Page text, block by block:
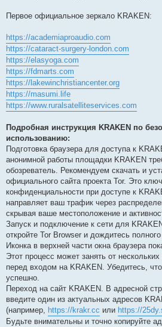
Первое официальное зеркало KRAKEN:
https://academiaproaudio.com
https://cataract-surgery-london.com
https://elasyoga.com
https://fdmarts.com
https://lakewinchristiancenter.org
https://masumi.life
https://www.ruralsatelliteservices.com
Подробная инструкция KRAKEN по
использованию:
Подготовка браузера для доступа к
анонимной работы площадки KRAKEN
обозреватель. Рекомендуем скачать и
официального сайта проекта Tor. Это
конфиденциальности при доступе к
направляет ваш трафик через
скрывая ваше местоположение и
Запуск и подключение к сети для
откройте Tor Browser и дождитесь
Иконка в верхней части окна браузера
Этот процесс может занять от
перед входом на KRAKEN. Убедитесь,
успешно.
Переход на сайт KRAKEN. В адресной
введите один из актуальных адресов
(например, https://krakr.cc или https://
Будьте внимательны и точно копируйте